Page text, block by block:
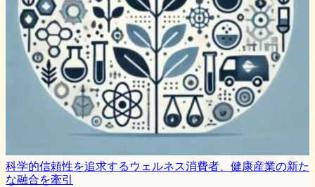
科学的信頼性を追求するウェルネス消費者、健康産業の新た
な融合を牽引